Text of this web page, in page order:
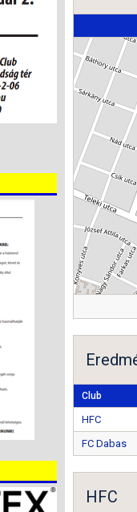
Club
HFC
FC Dabas
HFC